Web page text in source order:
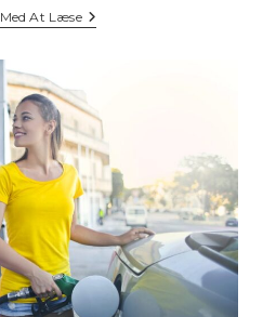
At LæseTræk
På
Til
Funktionalitet
Og
Muligheder